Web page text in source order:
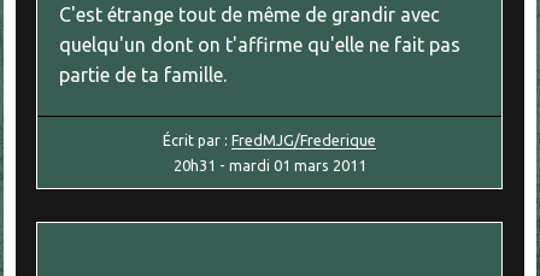
C'est étrange tout de même de grandir avec
quelqu'un dont on t'affirme qu'elle ne fait pas
partie de ta famille.
Écrit par :FredMJG/Frederique
20h31 - mardi 01 mars 2011